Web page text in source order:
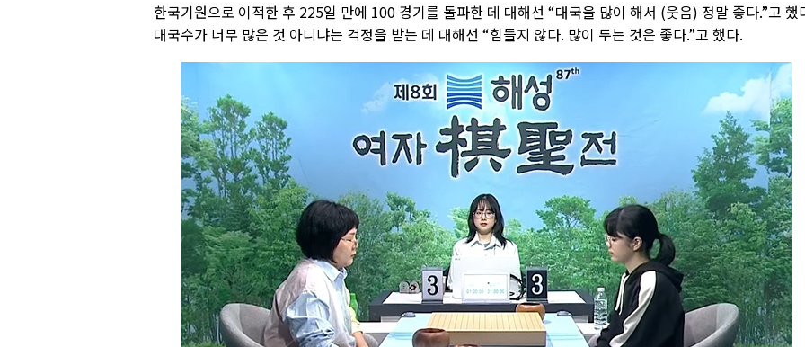
한국기원으로 이적한 후 225일 만에 100 경기를 돌파한 데 대해선 “대국을 많이 해서 (웃음) 정말 좋다.”고 했
대국수가 너무 많은 것 아니냐는 걱정을 받는 데 대해선 “힘들지 않다. 많이 두는 것은 좋다.”고 했다.